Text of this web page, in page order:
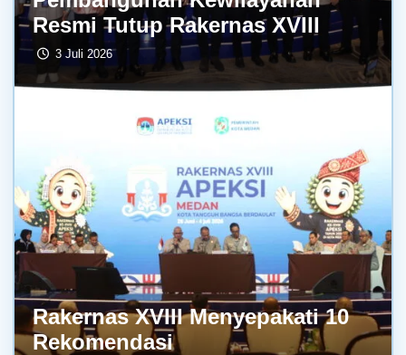
Resmi Tutup Rakernas XVIII
3 Juli 2026
Rakernas XVIII Menyepakati 10
Rekomendasi